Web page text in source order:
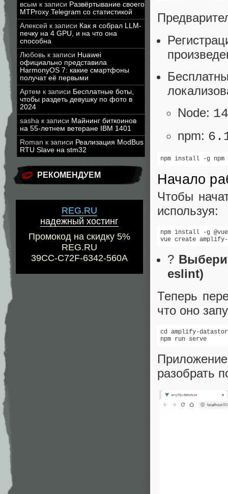
всым к записи Развёртывание своего
MTProxy Telegram со статистикой
Алексей к записи Как я собрал LLM-
печку на 4 GPU, и на что она
способна
Любовь к записи Huawei
официально представила
HarmonyOS 7: какие смартфоны
получат её первыми
Артем к записи Бесплатные боты,
чтобы раздеть девушку по фото в
2024
sasha к записи Майнинг биткоинов
на 55-летнем ветеране IBM 1401
Roman к записи Реализация ModBus
RTU Slave на stm32
РЕКОМЕНДУЕМ
REG.RU
надежный хостинг
Промокод на скидку 5%
REG.RU
39CC-C72F-6342-560A
Node:
npm:
npm install -g npm
Начало
Чтобы
используя:
npm install -g
vue create
?
eslint)
Теперь
что оно
cd amplify-
npm run serve
разобрать